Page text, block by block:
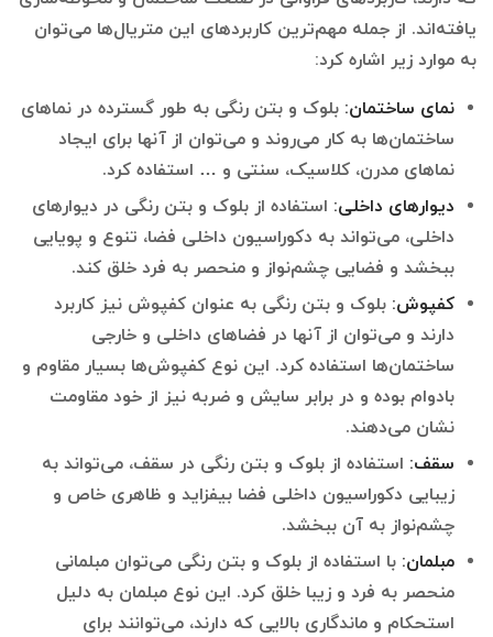
یافته‌اند. از جمله مهم‌ترین کاربردهای این متریال‌ها می‌توان
به موارد زیر اشاره کرد:
نمای ساختمان: بلوک و بتن رنگی به طور گسترده در نماهای
ساختمان‌ها به کار می‌روند و می‌توان از آنها برای ایجاد
نماهای مدرن، کلاسیک، سنتی و … استفاده کرد.
دیوارهای داخلی: استفاده از بلوک و بتن رنگی در دیوارهای
داخلی، می‌تواند به دکوراسیون داخلی فضا، تنوع و پویایی
ببخشد و فضایی چشم‌نواز و منحصر به فرد خلق کند.
کفپوش: بلوک و بتن رنگی به عنوان کفپوش نیز کاربرد
دارند و می‌توان از آنها در فضاهای داخلی و خارجی
ساختمان‌ها استفاده کرد. این نوع کفپوش‌ها بسیار مقاوم و
بادوام بوده و در برابر سایش و ضربه نیز از خود مقاومت
نشان می‌دهند.
سقف: استفاده از بلوک و بتن رنگی در سقف، می‌تواند به
زیبایی دکوراسیون داخلی فضا بیفزاید و ظاهری خاص و
چشم‌نواز به آن ببخشد.
مبلمان: با استفاده از بلوک و بتن رنگی می‌توان مبلمانی
منحصر به فرد و زیبا خلق کرد. این نوع مبلمان به دلیل
استحکام و ماندگاری بالایی که دارند، می‌توانند برای